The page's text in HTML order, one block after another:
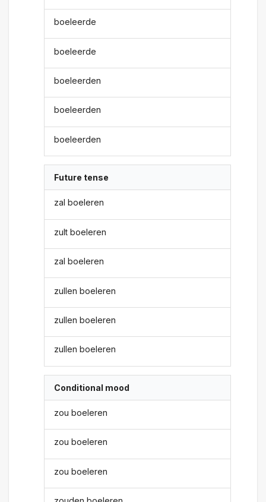
boeleerde
boeleerde
boeleerden
boeleerden
boeleerden
Future tense
zal boeleren
zult boeleren
zal boeleren
zullen boeleren
zullen boeleren
zullen boeleren
Conditional mood
zou boeleren
zou boeleren
zou boeleren